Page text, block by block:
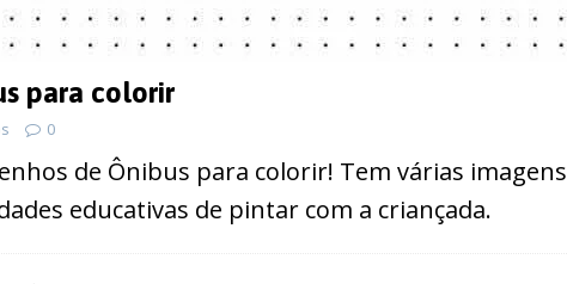
para colorir
0
de Ônibus para colorir! Tem várias imagens
educativas de pintar com a criançada.